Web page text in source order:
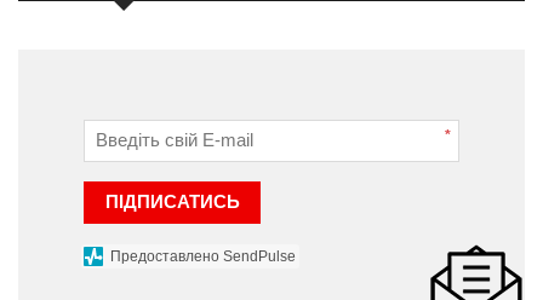
*
ПІДПИСАТИСЬ
Предоставлено SendPulse